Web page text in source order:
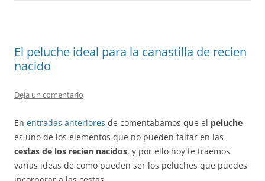
El peluche ideal para la canastilla de recien
nacido
Deja un comentario
En entradas anteriores de comentabamos que el peluche
es uno de los elementos que no pueden faltar en las
cestas de los recien nacidos, y por ello hoy te traemos
varias ideas de como pueden ser los peluches que puedes